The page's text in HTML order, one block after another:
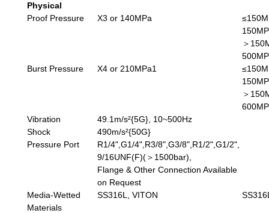
Physical
Proof Pressure
X3 or 140MPa
＞
Burst Pressure
X4 or 210MPa1
＞
Vibration
49.1m/s²{5G}, 10~500Hz
Shock
490m/s²{50G}
Pressure Port
R1/4",G1/4",R3/8",G3/8",R1/2",G1/2",
9/16UNF(F)(＞1500bar),
Flange & Other Connection Available
on Request
Media-Wetted
Materials
SS316L, VITON